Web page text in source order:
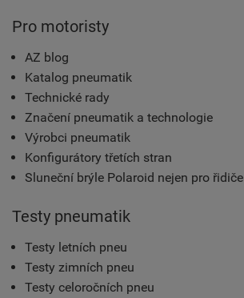
Pro motoristy
AZ blog
Katalog pneumatik
Technické rady
Značení pneumatik a technologie
Výrobci pneumatik
Konfigurátory třetích stran
Sluneční brýle Polaroid nejen pro řidiče
Testy pneumatik
Testy letních pneu
Testy zimních pneu
Testy celoročních pneu